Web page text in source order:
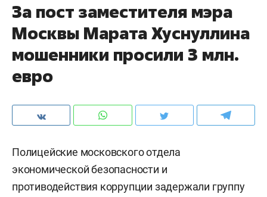
За пост заместителя мэра
Москвы Марата Хуснуллина
мошенники просили 3 млн.
евро
Полицейские московского отдела
экономической безопасности и
противодействия коррупции задержали группу